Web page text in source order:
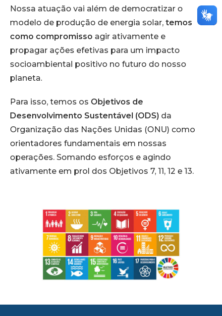
Nossa atuação vai além de democratizar o
modelo de produção de energia solar, temos
como compromisso agir ativamente e
propagar ações efetivas para um impacto
socioambiental positivo no futuro do nosso
planeta.
Para isso, temos os Objetivos de
Desenvolvimento Sustentável (ODS) da
Organização das Nações Unidas (ONU) como
orientadores fundamentais em nossas
operações. Somando esforços e agindo
ativamente em prol dos Objetivos 7, 11, 12 e 13.